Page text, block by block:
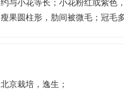
约与小花等长；小花粉红或紫色
瘦果圆柱形，肋间被微毛；冠毛
北京栽培，逸生；